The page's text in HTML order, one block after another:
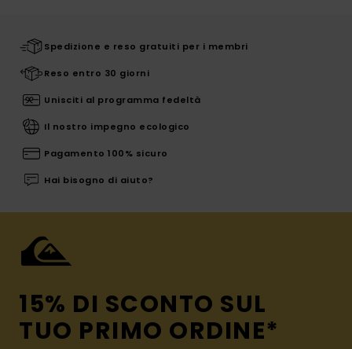
Spedizione e reso gratuiti per i membri
Reso entro 30 giorni
Unisciti al programma fedeltà
Il nostro impegno ecologico
Pagamento 100% sicuro
Hai bisogno di aiuto?
15% DI SCONTO SUL
TUO PRIMO ORDINE*